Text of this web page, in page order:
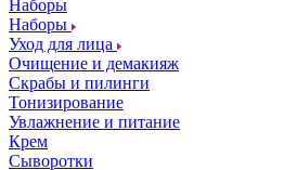
Наборы
Наборы
Уход для лица
Очищение и демакияж
Скрабы и пилинги
Тонизирование
Увлажнение и питание
Крем
Сыворотки